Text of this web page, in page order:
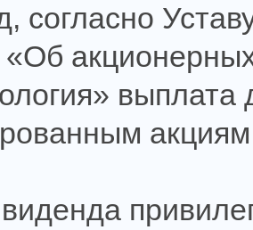
согласно
«Об